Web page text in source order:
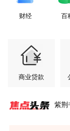
财经 百
商业贷款
紫荆